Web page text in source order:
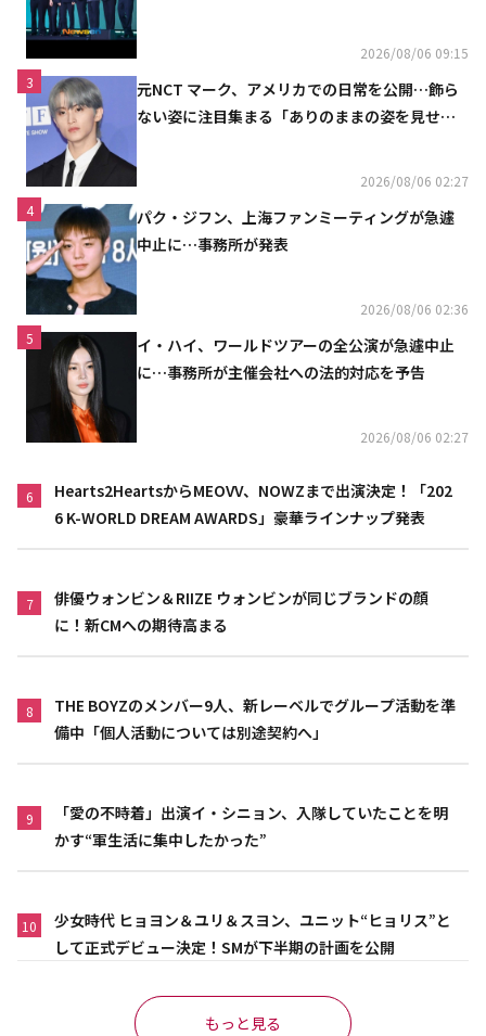
2026/08/06 09:15
3
元NCT マーク、アメリカでの日常を公開…飾ら
ない姿に注目集まる「ありのままの姿を見せた
2026/08/06 02:27
4
パク・ジフン、上海ファンミーティングが急遽
中止に…事務所が発表
2026/08/06 02:36
5
イ・ハイ、ワールドツアーの全公演が急遽中止
に…事務所が主催会社への法的対応を予告
2026/08/06 02:27
6
Hearts2HeartsからMEOVV、NOWZまで出演決定！「202
6 K-WORLD DREAM AWARDS」豪華ラインナップ発表
7
俳優ウォンビン＆RIIZE ウォンビンが同じブランドの顔
に！新CMへの期待高まる
8
THE BOYZのメンバー9人、新レーベルでグループ活動を準
備中「個人活動については別途契約へ」
9
「愛の不時着」出演イ・シニョン、入隊していたことを明
かす“軍生活に集中したかった”
10
少女時代 ヒョヨン＆ユリ＆スヨン、ユニット“ヒョリス”と
して正式デビュー決定！SMが下半期の計画を公開
もっと見る